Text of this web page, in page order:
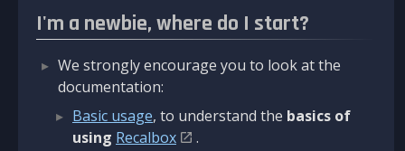
I'm a newbie, where do I start?
We strongly encourage you to look at the
documentation:
Basic usage, to understand the basics of
using Recalbox
.